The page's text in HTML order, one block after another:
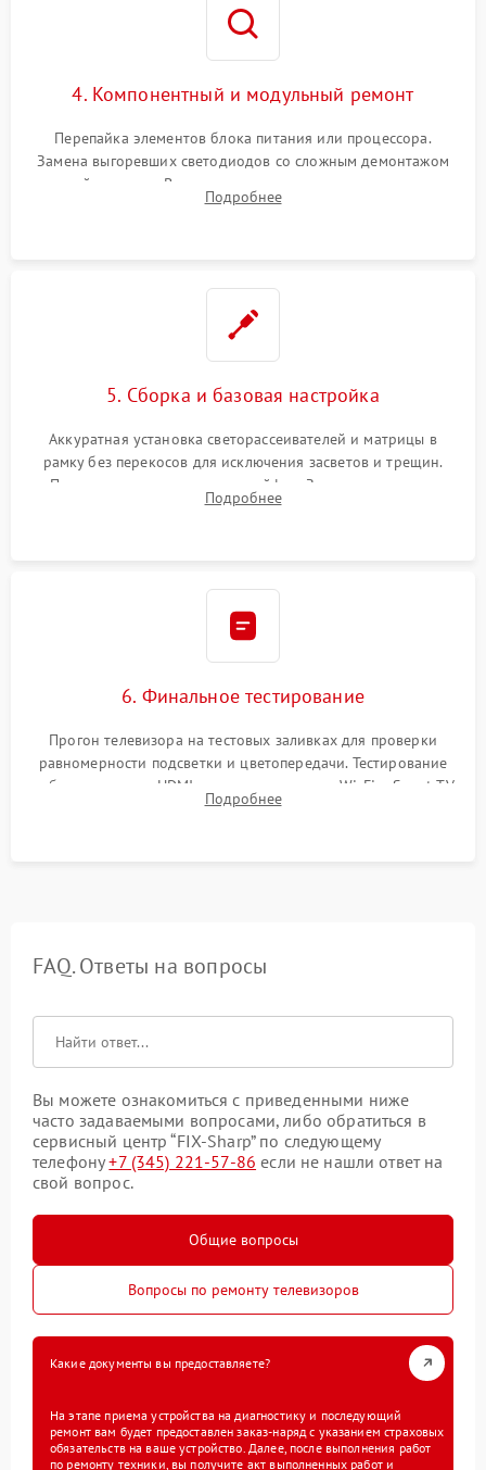
4. Компонентный и модульный ремонт
Перепайка элементов блока питания или процессора.
Замена выгоревших светодиодов со сложным демонтажом
хрупкой матрицы. Восстановление поврежденных дорожек,
прошивка микросхем памяти EEPROM
Подробнее
5. Сборка и базовая настройка
Аккуратная установка светорассеивателей и матрицы в
рамку без перекосов для исключения засветов и трещин.
Подключение внутренних шлейфов. Закрытие корпуса.
Сброс настроек и обновление программного обеспечения.
Подробнее
6. Финальное тестирование
Прогон телевизора на тестовых заливках для проверки
равномерности подсветки и цветопередачи. Тестирование
работы разъемов HDMI, динамиков, модуля Wi-Fi и Smart TV
в рабочем режиме в течение нескольких часов.
Подробнее
FAQ. Ответы на вопросы
Вы можете ознакомиться с приведенными ниже
часто задаваемыми вопросами, либо обратиться в
сервисный центр “FIX-Sharp” по следующему
телефону+7 (345) 221-57-86 если не нашли ответ на
свой вопрос.
Общие вопросы
Вопросы по ремонту телевизоров
Какие документы вы предоставляете?
На этапе приема устройства на диагностику и последующий
ремонт вам будет предоставлен заказ-наряд с указанием страховых
обязательств на ваше устройство. Далее, после выполнения работ
по ремонту техники, вы получите акт выполненных работ и